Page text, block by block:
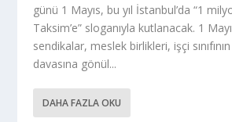
günü 1 Mayıs, bu yıl İstanbul’da “1
Taksim’e” sloganıyla kutlanacak. 1
sendikalar, meslek birlikleri, işçi
davasına gönül...
DAHA FAZLA OKU